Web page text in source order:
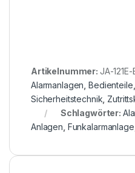
Artikelnummer: JA-121E-
Alarmanlagen ,Bedienteile
Sicherheitstechnik
Schlagwörter:
Anlagen Funkalarmanlage